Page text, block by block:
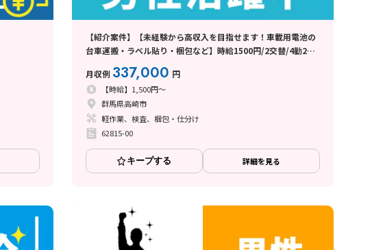
【紹介案件】【未経験から高収入を目指せます！車載用電池の
台車運搬・ラベル貼り・梱包など】時給1500円/2交替/4勤2
月収例 337,000 円
【時給】1,500円～
群馬県高崎市
軽作業、検査、梱包・仕分け
62815-00
キープする 詳細を見る